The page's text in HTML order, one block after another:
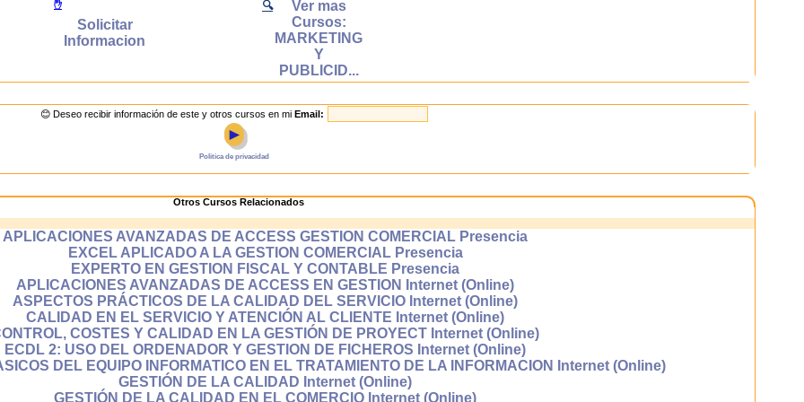
a internet: desde tu casa o trabajo, desde bibliotecas,
cibercafes etc..
en línea tambien llamados on-line se realizan a través de
el cual esta alojado en un servidor de internet.
✋
Solicitar
Informacion
🔍
Ver mas
Cursos:
MARKETING
Y
PUBLICID...
😊 Deseo recibir información de este y otros cursos en mi Email:
►
Politica de privacidad
Otros Cursos Relacionados
APLICACIONES AVANZADAS DE ACCESS GESTION COMERCIAL Presencia
EXCEL APLICADO A LA GESTION COMERCIAL Presencia
EXPERTO EN GESTION FISCAL Y CONTABLE Presencia
APLICACIONES AVANZADAS DE ACCESS EN GESTION Internet (Online)
ASPECTOS PRÁCTICOS DE LA CALIDAD DEL SERVICIO Internet (Online)
CALIDAD EN EL SERVICIO Y ATENCIÓN AL CLIENTE Internet (Online)
COSTES Y CALIDAD EN LA GESTIÓN DE PROYECT Internet (Online)
ECDL 2: USO DEL ORDENADOR Y GESTION DE FICHEROS Internet (Online)
DEL EQUIPO INFORMATICO EN EL TRATAMIENTO DE LA INFORMACION Internet (Online)
GESTIÓN DE LA CALIDAD Internet (Online)
GESTIÓN DE LA CALIDAD EN EL COMERCIO Internet (Online)